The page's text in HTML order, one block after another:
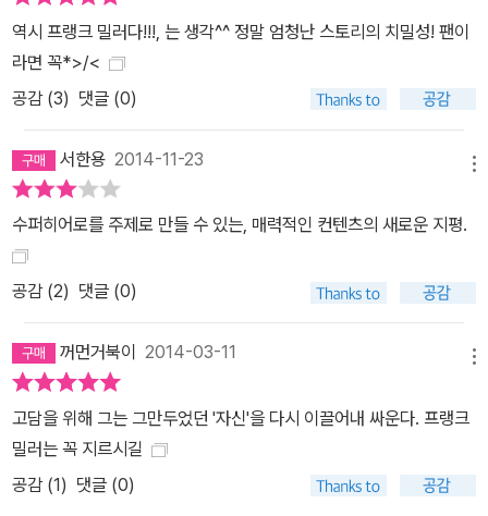
겔만의 <쥐> , 같은 해 출간된 앨런 무어의 <왓치맨> 과 함께 만화를
문학의 경지로 끌어올렸다고 인정받고 있다. 우리나라에는 20년을
지 않은 힘을 발휘하고 있다.
역시 프랭크 밀러다!!!, 는 생각^^ 정말 엄청난 스토리의 치밀성! 팬이
라면 꼭*>/<
공감 (3) 댓글 (0)
서한용 2014-11-23
수퍼히어로를 주제로 만들 수 있는, 매력적인 컨텐츠의 새로운 지평.
공감 (2) 댓글 (0)
꺼먼거북이 2014-03-11
고담을 위해 그는 그만두었던 '자신'을 다시 이끌어내 싸운다. 프랭크
밀러는 꼭 지르시길
공감 (1) 댓글 (0)